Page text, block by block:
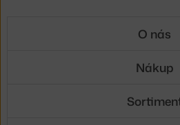
O nás
Nákup